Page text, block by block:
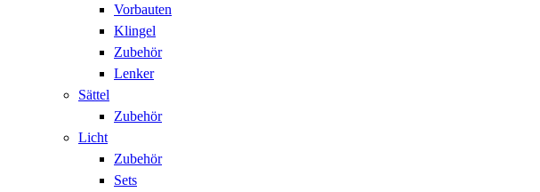
Vorbauten
Klingel
Zubehör
Lenker
Sättel
Zubehör
Licht
Zubehör
Sets